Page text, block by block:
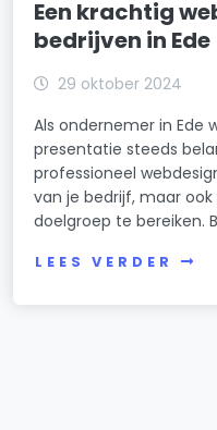
Een krachtig
bedrijven in Ede
29 oktober 2024
Als ondernemer in Ede
presentatie steeds
professioneel
van je bedrijf, maar
doelgroep te bereiken.
LEES VERDER